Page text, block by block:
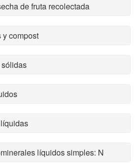
de fruta recolectada
y compost
líquidos simples: N